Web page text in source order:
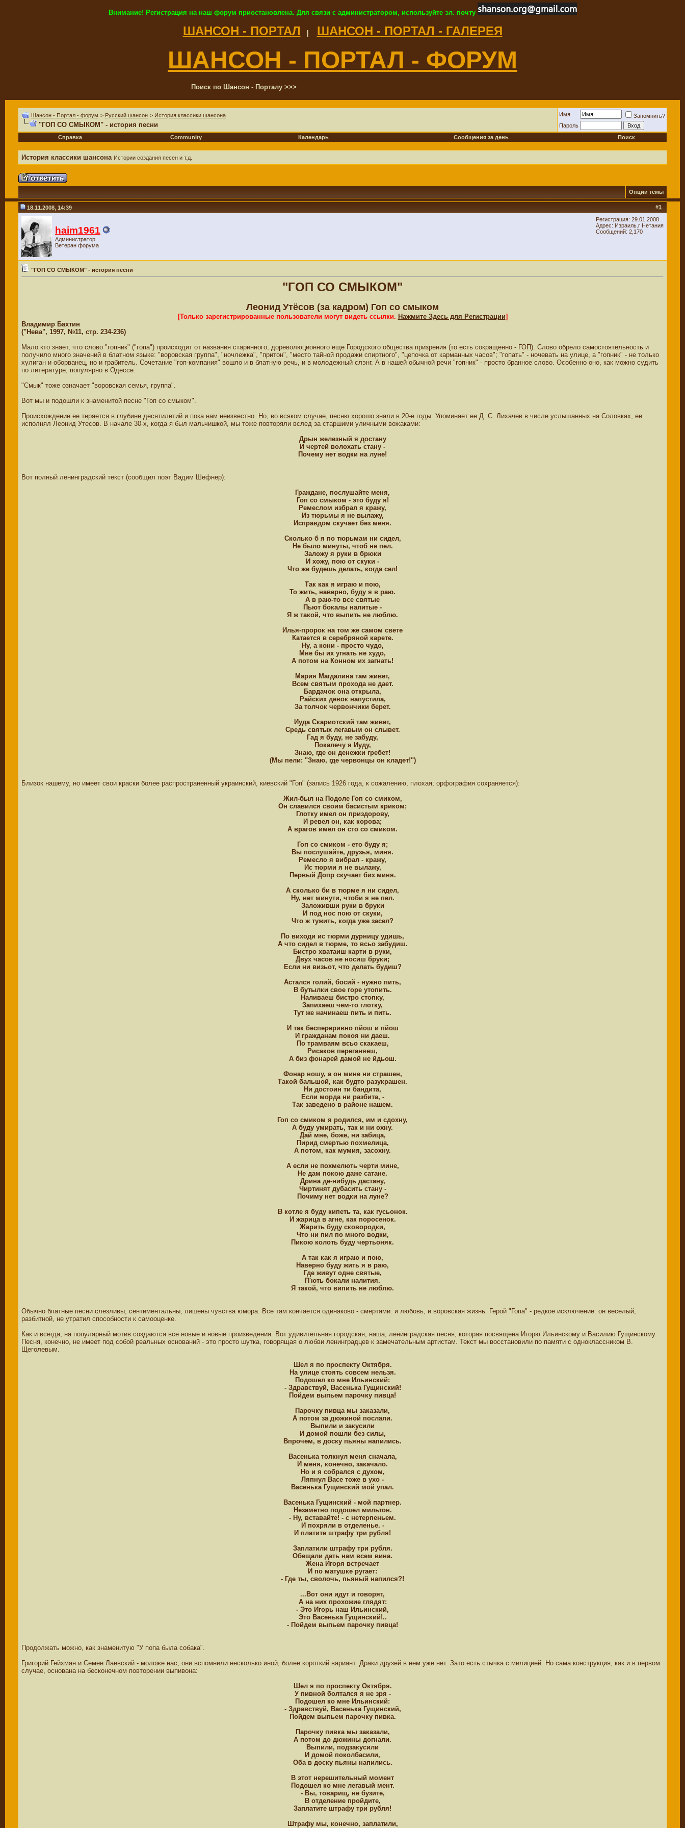
Внимание! Регистрация на наш форум приостановлена. Для связи с администратором, используйте эл. почту
ШАНСОН - ПОРТАЛ ШАНСОН - ПОРТАЛ - ГАЛЕРЕЯ
ШАНСОН - ПОРТАЛ - ФОРУМ
Поиск по Шансон - Порталу >>>
Шансон - Портал - форум > Русский шансон > История классики шансона
"ГОП СО СМЫКОМ" - история песни
Имя
Запомнить?
Пароль
Справка
Community Календарь Сообщения за день Поиск
История классики шансона Истории создания песен и т.д.
Опции темы
#1
18.11.2008, 14:39
haim1961
Администратор
Ветеран форума
Регистрация: 29.01.2008
Адрес: Израиль.г Нетания
Сообщений: 2,170
"ГОП СО СМЫКОМ" - история песни
"ГОП СО СМЫКОМ"
Леонид Утёсов (за кадром) Гоп со смыком
[Только зарегистрированные пользователи могут видеть ссылки. Нажмите Здесь для Регистрации]
Владимир Бахтин
("Нева", 1997, №11, стр. 234-236)
Мало кто знает, что слово "гопник" ("гопа") происходит от названия старинного, дореволюционного еще Городского общества призрения (то есть сокращенно - ГОП). Слово обрело самостоятельность и
получило много значений в блатном языке: "воровская группа", "ночлежка", "притон", "место тайной продажи спиртного", "цепочка от карманных часов"; "гопать" - ночевать на улице, а "гопник" - не только
хулиган и оборванец, но и грабитель. Сочетание "гоп-компания" вошло и в блатную речь, и в молодежный слэнг. А в нашей обычной речи "гопник" - просто бранное слово. Особенно оно, как можно судить
по литературе, популярно в Одессе.
"Смык" тоже означает "воровская семья, группа".
Вот мы и подошли к знаменитой песне "Гоп со смыком".
Происхождение ее теряется в глубине десятилетий и пока нам неизвестно. Но, во всяком случае, песню хорошо знали в 20-е годы. Упоминает ее Д. С. Лихачев в числе услышанных на Соловках, ее
исполнял Леонид Утесов. В начале 30-х, когда я был мальчишкой, мы тоже повторяли вслед за старшими уличными вожаками:
Дрын железный я достану
И чертей волохать стану -
Почему нет водки на луне!
Вот полный ленинградский текст (сообщил поэт Вадим Шефнер):
Граждане, послушайте меня,
Гоп со смыком - это буду я!
Ремеслом избрал я кражу,
Из тюрьмы я не вылажу,
Исправдом скучает без меня.
Сколько б я по тюрьмам ни сидел,
Не было минуты, чтоб не пел.
Заложу я руки в брюки
И хожу, пою от скуки -
Что же будешь делать, когда сел!
Так как я играю и пою,
То жить, наверно, буду я в раю.
А в раю-то все святые
Пьют бокалы налитые -
Я ж такой, что выпить не люблю.
Илья-пророк на том же самом свете
Катается в серебряной карете.
Ну, а кони - просто чудо,
Мне бы их угнать не худо,
А потом на Конном их загнать!
Мария Магдалина там живет,
Всем святым прохода не дает.
Бардачок она открыла,
Райских девок напустила,
За толчок червончики берет.
Иуда Скариотский там живет,
Средь святых легавым он слывет.
Гад я буду, не забуду,
Покалечу я Иуду,
Знаю, где он денежки гребет!
(Мы пели: "Знаю, где червонцы он кладет!")
Близок нашему, но имеет свои краски более распространенный украинский, киевский "Гоп" (запись 1926 года, к сожалению, плохая; орфография сохраняется):
Жил-был на Подоле Гоп со смиком,
Он славился своим басистым криком;
Глотку имел он приздорову,
И ревел он, как корова;
А врагов имел он сто со смиком.
Гоп со смиком - ето буду я;
Вы послушайте, друзья, миня.
Ремесло я вибрал - кражу,
Ис тюрми я не вылажу,
Первый Допр скучает биз миня.
А сколько би в тюрме я ни сидел,
Ну, нет минути, чтоби я не пел.
Заложивши руки в бруки
И под нос пою от скуки,
Что ж тужить, когда уже засел?
По виходи ис тюрми дурницу удишь,
А что сидел в тюрме, то всьо забудиш.
Бистро хватаиш карти в руки,
Двух часов не носиш бруки;
Если ни визьот, что делать будиш?
Астался голий, босий - нужно пить,
В бутылки свое горе утопить.
Наливаеш бистро стопку,
Запихаеш чем-то глотку,
Тут же начинаеш пить и пить.
И так беспереривно пйош и пйош
И гражданам покоя ни даеш.
По трамваям всьо скакаеш,
Рисаков переганяеш,
А биз фонарей дамой не йдьош.
Фонар ношу, а он мине ни страшен,
Такой бальшой, как будто разукрашен.
Ни достоин ти бандита,
Если морда ни разбита, -
Так заведено в районе нашем.
Гоп со смиком я родился, им и сдохну,
А буду умирать, так и ни охну.
Дай мне, боже, ни забица,
Пирид смертью похмелица,
А потом, как мумия, засохну.
А если не похмелють черти мине,
Не дам покою даже сатане.
Дрина де-нибудь дастану,
Чиртинят дубасить стану -
Почиму нет водки на луне?
В котле я буду кипеть та, как гусьонок.
И жарица в агне, как поросенок.
Жарить буду сковородки,
Что ни пил по много водки,
Пикою колоть буду чертьоняк.
А так как я играю и пою,
Наверно буду жить я в раю,
Где живут одне святые,
П'ють бокали налития.
Я такой, что випить не люблю.
Обычно блатные песни слезливы, сентиментальны, лишены чувства юмора. Все там кончается одинаково - смертями: и любовь, и воровская жизнь. Герой "Гопа" - редкое исключение: он веселый,
разбитной, не утратил способности к самооценке.
Как и всегда, на популярный мотив создаются все новые и новые произведения. Вот удивительная городская, наша, ленинградская песня, которая посвящена Игорю Ильинскому и Василию Гущинскому.
Песня, конечно, не имеет под собой реальных оснований - это просто шутка, говорящая о любви ленинградцев к замечательным артистам. Текст мы восстановили по памяти с одноклассником В.
Щеголевым.
Шел я по проспекту Октября.
На улице стоять совсем нельзя.
Подошел ко мне Ильинский:
- Здравствуй, Васенька Гущинский!
Пойдем выпьем парочку пивца!
Парочку пивца мы заказали,
А потом за дюжиной послали.
Выпили и закусили
И домой пошли без силы,
Впрочем, в доску пьяны напились.
Васенька толкнул меня сначала,
И меня, конечно, закачало.
Но и я собрался с духом,
Ляпнул Васе тоже в ухо -
Васенька Гущинский мой упал.
Васенька Гущинский - мой партнер.
Незаметно подошел мильтон.
- Ну, вставайте! - с нетерпеньем.
И похряли в отделенье. -
И платите штрафу три рубля!
Заплатили штрафу три рубля.
Обещали дать нам всем вина.
Жена Игоря встречает
И по матушке ругает:
- Где ты, сволочь, пьяный напился?!
...Вот они идут и говорят,
А на них прохожие глядят:
- Это Игорь наш Ильинский,
Это Васенька Гущинский!..
- Пойдем выпьем парочку пивца!
Продолжать можно, как знаменитую "У попа была собака".
Григорий Гейхман и Семен Лаевский - моложе нас, они вспомнили несколько иной, более короткий вариант. Драки друзей в нем уже нет. Зато есть стычка с милицией. Но сама конструкция, как и в первом
случае, основана на бесконечном повторении выпивона:
Шел я по проспекту Октября.
У пивной болтался я не зря -
Подошел ко мне Ильинский:
- Здравствуй, Васенька Гущинский,
Пойдем выпьем парочку пивка.
Парочку пивка мы заказали,
А потом до дюжины догнали.
Выпили, подзакусили
И домой поколбасили,
Оба в доску пьяны напились.
В этот нерешительный момент
Подошел ко мне легавый мент.
- Вы, товарищ, не бузите,
В отделение пройдите,
Заплатите штрафу три рубля!
Штрафу мы, конечно, заплатили,